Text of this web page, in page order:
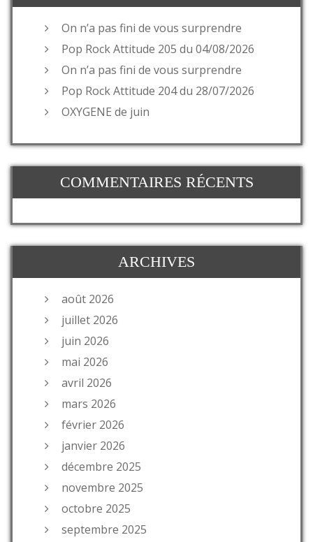
On n’a pas fini de vous surprendre
Pop Rock Attitude 205 du 04/08/2026
On n’a pas fini de vous surprendre
Pop Rock Attitude 204 du 28/07/2026
OXYGENE de juin
COMMENTAIRES RÉCENTS
ARCHIVES
août 2026
juillet 2026
juin 2026
mai 2026
avril 2026
mars 2026
février 2026
janvier 2026
décembre 2025
novembre 2025
octobre 2025
septembre 2025